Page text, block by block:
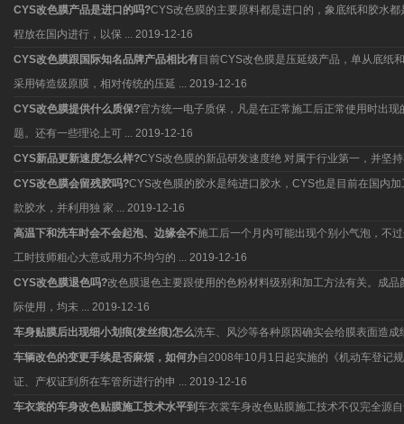
CYS改色膜产品是进口的吗?CYS改色膜的主要原料都是进口的，象底纸和胶水
程放在国内进行，以保 ... 2019-12-16
CYS改色膜跟国际知名品牌产品相比有目前CYS改色膜是压延级产品，单从底纸
采用铸造级原膜，相对传统的压延 ... 2019-12-16
CYS改色膜提供什么质保?官方统一电子质保，凡是在正常施工后正常使用时出
题。还有一些理论上可 ... 2019-12-16
CYS新品更新速度怎么样?CYS改色膜的新品研发速度绝 对属于行业第一，并坚
CYS改色膜会留残胶吗?CYS改色膜的胶水是纯进口胶水，CYS也是目前在国内
款胶水，并利用独 家 ... 2019-12-16
高温下和洗车时会不会起泡、边缘会不施工后一个月内可能出现个别小气泡，不
工时技师粗心大意或用力不均匀的 ... 2019-12-16
CYS改色膜退色吗?改色膜退色主要跟使用的色粉材料级别和加工方法有关。成
际使用，均未 ... 2019-12-16
车身贴膜后出现细小划痕(发丝痕)怎么洗车、风沙等各种原因确实会给膜表面造
车辆改色的变更手续是否麻烦，如何办自2008年10月1日起实施的《机动车登记
证、产权证到所在车管所进行的申 ... 2019-12-16
车衣裳的车身改色贴膜施工技术水平到 车衣裳车身改色贴膜施工技术不仅完全源